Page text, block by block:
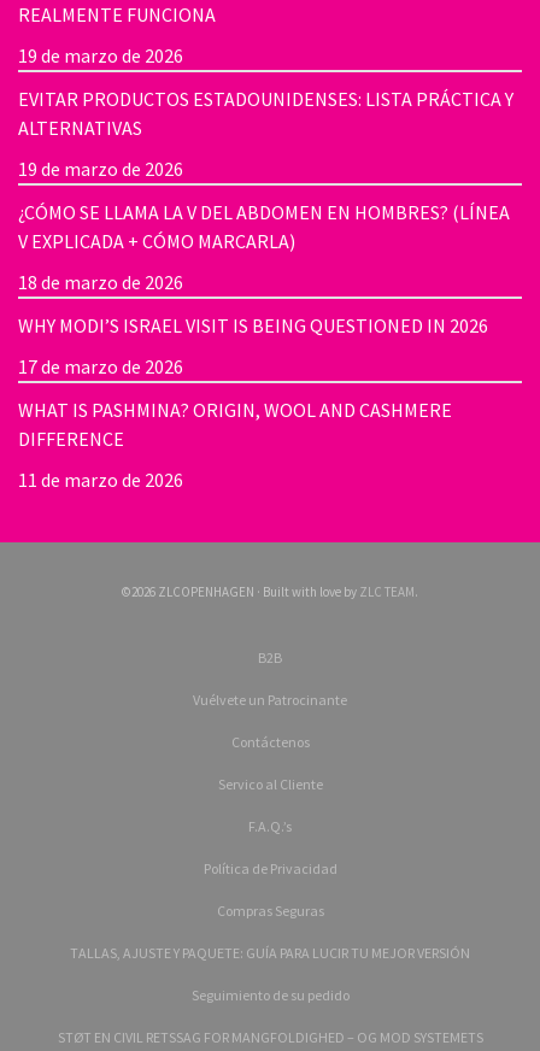
REALMENTE FUNCIONA
19 de marzo de 2026
EVITAR PRODUCTOS ESTADOUNIDENSES: LISTA PRÁCTICA Y
ALTERNATIVAS
19 de marzo de 2026
¿CÓMO SE LLAMA LA V DEL ABDOMEN EN HOMBRES? (LÍNEA
V EXPLICADA + CÓMO MARCARLA)
18 de marzo de 2026
WHY MODI’S ISRAEL VISIT IS BEING QUESTIONED IN 2026
17 de marzo de 2026
WHAT IS PASHMINA? ORIGIN, WOOL AND CASHMERE
DIFFERENCE
11 de marzo de 2026
©2026 ZLCOPENHAGEN · Built with love by ZLC TEAM.
B2B
Vuélvete un Patrocinante
Contáctenos
Servico al Cliente
F.A.Q.’s
Política de Privacidad
Compras Seguras
TALLAS, AJUSTE Y PAQUETE: GUÍA PARA LUCIR TU MEJOR VERSIÓN
Seguimiento de su pedido
STØT EN CIVIL RETSSAG FOR MANGFOLDIGHED – OG MOD SYSTEMETS